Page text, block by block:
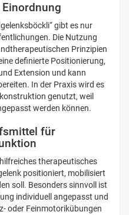
gibt es nur
Die Nutzung
Prinzipien
definierte Positionierung,
Extension und kann
In der Praxis wird es
genutzt, weil
werden können.
für
therapeutisches
positioniert, mobilisiert
soll. Besonders sinnvoll ist
individuell angepasst und
oder Feinmotorikübungen